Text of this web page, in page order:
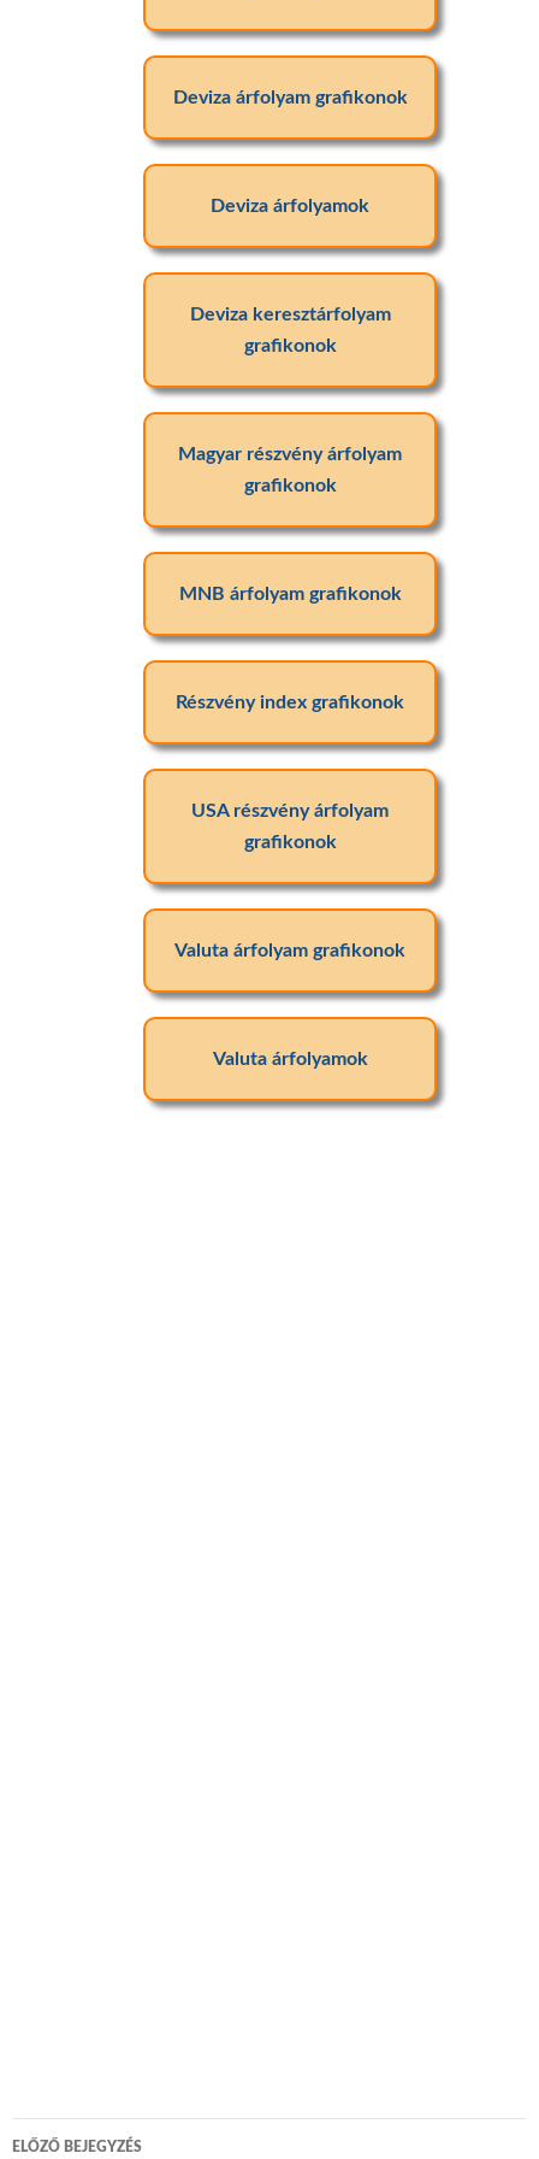
Deviza árfolyam grafikonok
Deviza árfolyamok
Deviza keresztárfolyam
grafikonok
Magyar részvény árfolyam
grafikonok
MNB árfolyam grafikonok
Részvény index grafikonok
USA részvény árfolyam
grafikonok
Valuta árfolyam grafikonok
Valuta árfolyamok
Bejegyzés
ELŐZŐ BEJEGYZÉS